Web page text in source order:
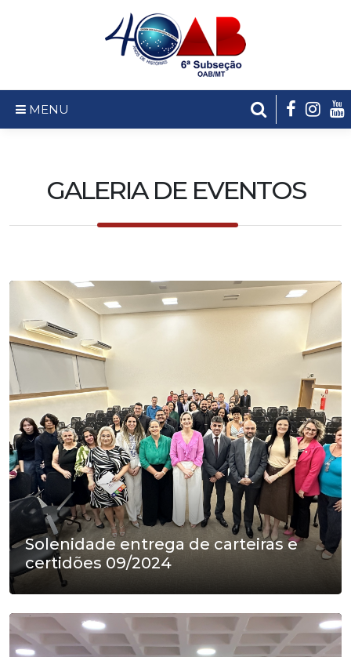
MENU
GALERIA DE EVENTOS
Solenidade entrega de carteiras e
certidões 09/2024